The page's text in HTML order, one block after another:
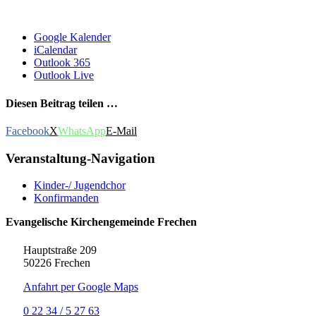
Google Kalender
iCalendar
Outlook 365
Outlook Live
Diesen Beitrag teilen …
FacebookXWhatsAppE-Mail
Veranstaltung-Navigation
Kinder-/ Jugendchor
Konfirmanden
Evangelische Kirchengemeinde Frechen
Hauptstraße 209
50226 Frechen
Anfahrt per Google Maps
0 22 34 / 5 27 63